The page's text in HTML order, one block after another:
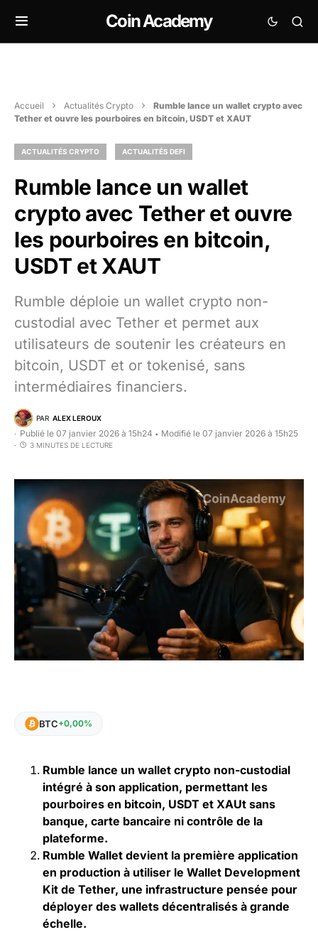
Coin Academy
Accueil Actualités Crypto
Rumble lance un wallet crypto avec
Tether et ouvre les pourboires en bitcoin, USDT et XAUT
ACTUALITÉS CRYPTO ACTUALITÉS DEFI
Rumble lance un wallet
crypto avec Tether et ouvre
les pourboires en bitcoin,
USDT et XAUT
Rumble déploie un wallet crypto non-
custodial avec Tether et permet aux
utilisateurs de soutenir les créateurs en
bitcoin, USDT et or tokenisé, sans
intermédiaires financiers.
PAR ALEX LEROUX
Publié le 07 janvier 2026 à 15h24 • Modifié le 07 janvier 2026 à 15h25
3 MINUTES DE LECTURE
BTC+0,00%
Rumble lance un wallet crypto non-custodial
intégré à son application, permettant les
pourboires en bitcoin, USDT et XAUt sans
banque, carte bancaire ni contrôle de la
plateforme.
Rumble Wallet devient la première application
en production à utiliser le Wallet Development
Kit de Tether, une infrastructure pensée pour
déployer des wallets décentralisés à grande
échelle.